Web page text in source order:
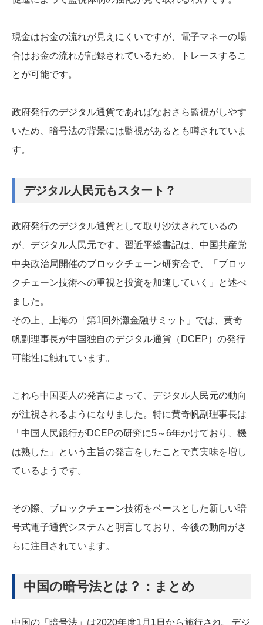
現金はお金の流れが見えにくいですが、電子マネーの場
合はお金の流れが記録されているため、トレースするこ
とが可能です。
政府発行のデジタル通貨であればなおさら監視がしやす
いため、暗号法の背景には監視があるとも噂されていま
す。
デジタル人民元もスタート？
政府発行のデジタル通貨として取り沙汰されているの
が、デジタル人民元です。習近平総書記は、中国共産党
中央政治局開催のブロックチェーン研究会で、「ブロッ
クチェーン技術への重視と投資を加速していく」と述べ
ました。
その上、上海の「第1回外灘金融サミット」では、黄奇
帆副理事長が中国独自のデジタル通貨（DCEP）の発行
可能性に触れています。
これら中国要人の発言によって、デジタル人民元の動向
が注視されるようになりました。特に黄奇帆副理事長は
「中国人民銀行がDCEPの研究に5～6年かけており、機
は熟した」という主旨の発言をしたことで真実味を増し
ているようです。
その際、ブロックチェーン技術をベースとした新しい暗
号式電子通貨システムと明言しており、今後の動向がさ
らに注目されています。
中国の暗号法とは？：まとめ
中国の「暗号法」は2020年度1月1日から施行され、デジ